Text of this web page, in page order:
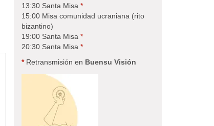
13:30 Santa Misa*
15:00 Misa comunidad ucraniana (rito
bizantino)
19:00 Santa Misa*
20:30 Santa Misa*
*Retransmisión en Buensu Visión